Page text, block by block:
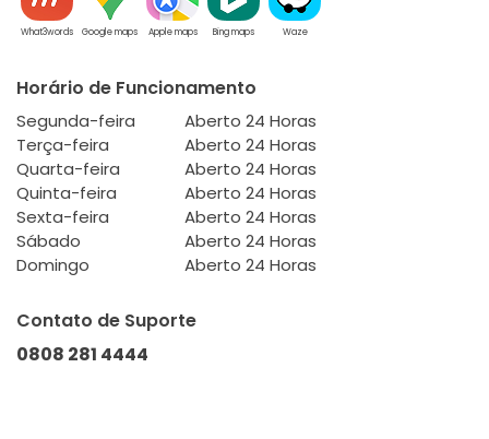
What3words Google maps Apple maps Bing maps Waze
Horário de Funcionamento
Segunda-feira
Aberto 24 Horas
Terça-feira
Aberto 24 Horas
Quarta-feira
Aberto 24 Horas
Quinta-feira
Aberto 24 Horas
Sexta-feira
Aberto 24 Horas
Sábado
Aberto 24 Horas
Domingo
Aberto 24 Horas
Contato de Suporte
0808 281 4444